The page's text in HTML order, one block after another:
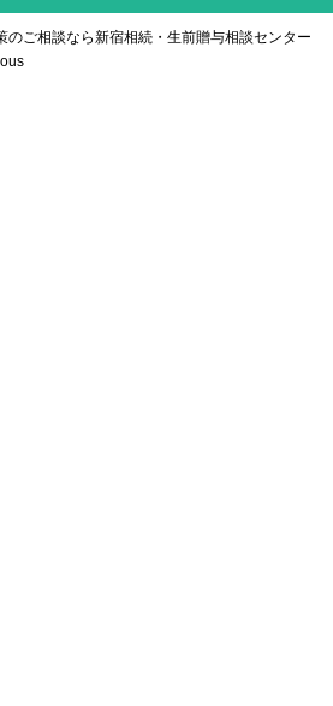
ご相談なら新宿相続・生前贈与相談センター